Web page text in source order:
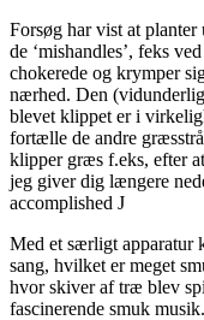
Forsøg har vist at
de ‘mishandles’, feks
chokerede og krymper
nærhed. Den
blevet klippet er i
fortælle de andre
klipper græs f.eks, efter
jeg giver dig længere
accomplished J
Med et særligt apparatur
sang, hvilket er meget
hvor skiver af træ blev
fascinerende smuk musik.